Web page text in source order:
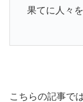
果てに人々
こちらの記事で